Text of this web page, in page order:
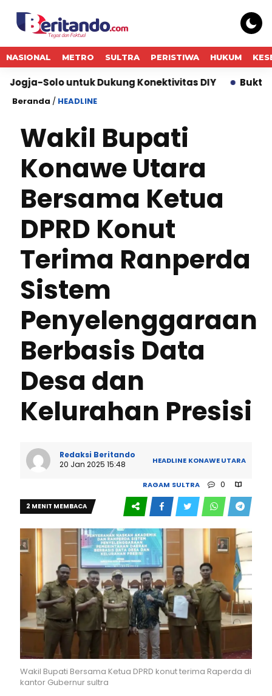
NASIONAL METRO SULTRA PERISTIWA HUKUM
untuk Dukung Konektivitas DIY Bukti Komitmen
Beranda / HEADLINE
Wakil Bupati
Konawe Utara
Bersama Ketua
DPRD Konut
Terima Ranperda
Sistem
Penyelenggaraan
Berbasis Data
Desa dan
Kelurahan Presisi
Redaksi Beritando
20 Jan 2025 15:48
HEADLINE KONAWE UTARA
RAGAM SULTRA 0
297
2 MENIT MEMBACA
Wakil Bupati Bersama Ketua DPRD konut terima Raperda di
kantor Gubernur sultra